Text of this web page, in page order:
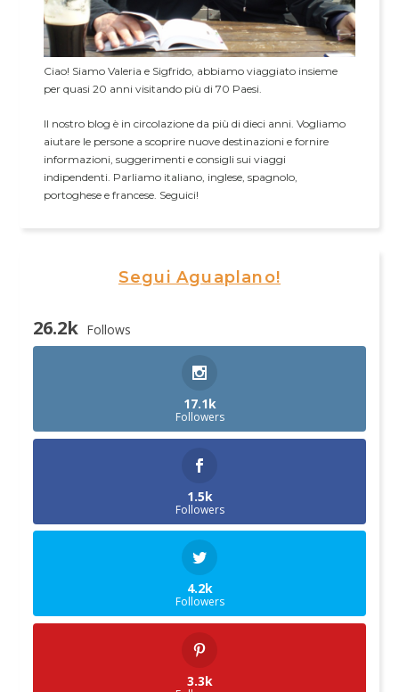
Ciao! Siamo Valeria e Sigfrido, abbiamo viaggiato insieme
per quasi 20 anni visitando più di 70 Paesi.
Il nostro blog è in circolazione da più di dieci anni. Vogliamo
aiutare le persone a scoprire nuove destinazioni e fornire
informazioni, suggerimenti e consigli sui viaggi
indipendenti. Parliamo italiano, inglese, spagnolo,
portoghese e francese. Seguici!
Segui Aguaplano!
26.2k Follows
17.1k
Followers
1.5k
Followers
4.2k
Followers
3.3k